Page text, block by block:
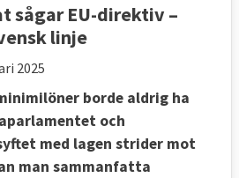
sågar EU-direktiv –
linje
2025
borde aldrig ha
och
med lagen strider mot
man sammanfatta